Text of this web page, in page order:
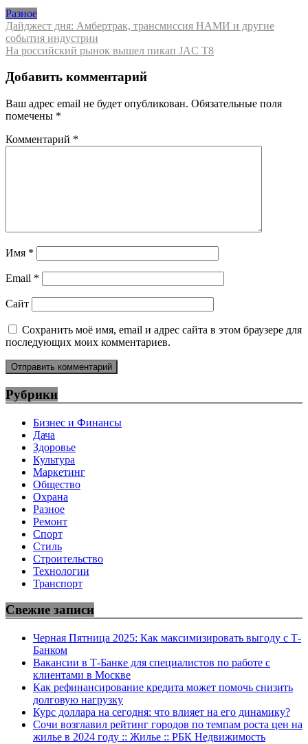
Разное
Навигация
по
Дайджест дня: Амбертрак, трансмиссия НАМИ и другие
события индустрии
На российский рынок вышел пикап JAC T8
Добавить комментарий
Ваш адрес email не будет опубликован. Обязательные поля
помечены *
Комментарий *
Имя *
Email *
Сайт
Сохранить моё имя, email и адрес сайта в этом браузере для
последующих моих комментариев.
Рубрики
Бизнес и Финансы
Дача
Здоровье
Культура
Маркетинг
Общество
Охрана
Разное
Ремонт
Спорт
Стиль
Строительство
Технологии
Транспорт
Свежие записи
Черная Пятница 2025: Как максимизировать выгоду с Т-
Банком
Вакансии в Т-Банке для специалистов по работе с
клиентами в Москве
Как рефинансирование кредита может помочь снизить
долговую нагрузку
Курс доллара на сегодня: что влияет на его динамику?
Сочи возглавил рейтинг городов по темпам роста цен на
жилье в 2024 году :: Жилье :: РБК Недвижимость